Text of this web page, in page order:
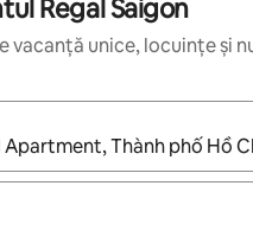
Regal Saigon
vacanță unice, locuințe și
rezultatele, navighează